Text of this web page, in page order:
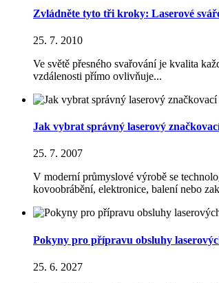
Zvládněte tyto tři kroky: Laserové
25. 7. 2010
Ve světě přesného svařování je kvalita
vzdálenosti přímo ovlivňuje...
Jak vybrat správný laserový
25. 7. 2007
V moderní průmyslové výrobě se
kovoobrábění, elektronice, balení nebo
Pokyny pro přípravu obsluhy
25. 6. 2027